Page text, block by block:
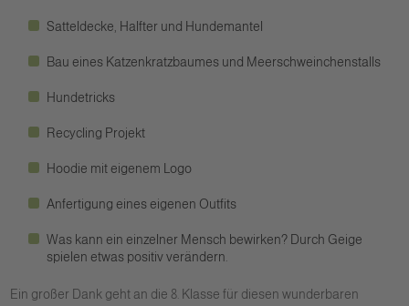
Satteldecke, Halfter und Hundemantel
Bau eines Katzenkratzbaumes und Meerschweinchenstalls
Hundetricks
Recycling Projekt
Hoodie mit eigenem Logo
Anfertigung eines eigenen Outfits
Was kann ein einzelner Mensch bewirken? Durch Geige
spielen etwas positiv verändern.
Ein großer Dank geht an die 8. Klasse für diesen wunderbaren